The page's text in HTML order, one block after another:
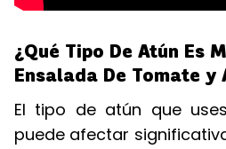
¿Qué Tipo De Atún Es
Ensalada De Tomate y
El tipo de atún que
puede afectar